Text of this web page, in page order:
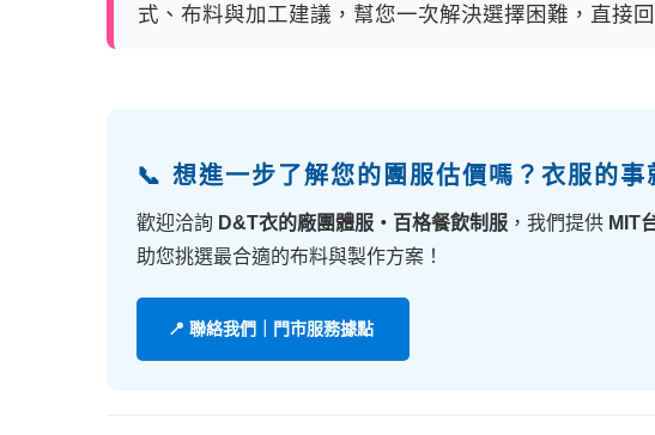
式、布料與加工建議，幫您一次解決選擇困難，直接
📞 想進一步了解您的團服估價嗎？衣服的事
歡迎洽詢 D&T衣的廠團體服・百格餐飲制服 ，我們提供 MIT
助您挑選最合適的布料與製作方案！
📍 聯絡我們｜門市服務據點